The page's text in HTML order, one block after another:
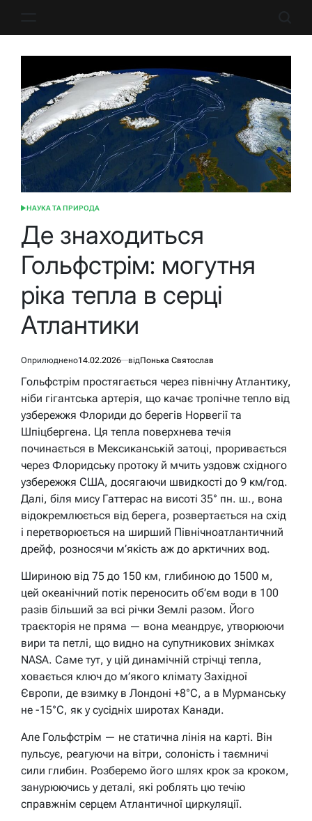
ОПУБЛІКУВАТИ
НАУКА ТА ПРИРОДА
Де знаходиться
Гольфстрім: могутня
ріка тепла в серці
Атлантики
Оприлюднено14.02.2026 відПонька Святослав
Гольфстрім простягається через північну Атлантику,
ніби гігантська артерія, що качає тропічне тепло від
узбережжя Флориди до берегів Норвегії та
Шпіцбергена. Ця тепла поверхнева течія
починається в Мексиканській затоці, проривається
через Флоридську протоку й мчить уздовж східного
узбережжя США, досягаючи швидкості до 9 км/год.
Далі, біля мису Гаттерас на висоті 35° пн. ш., вона
відокремлюється від берега, розвертається на схід
і перетворюється на ширший Північноатлантичний
дрейф, розносячи м’якість аж до арктичних вод.
Шириною від 75 до 150 км, глибиною до 1500 м,
цей океанічний потік переносить об’єм води в 100
разів більший за всі річки Землі разом. Його
траєкторія не пряма — вона меандрує, утворюючи
вири та петлі, що видно на супутникових знімках
NASA. Саме тут, у цій динамічній стрічці тепла,
ховається ключ до м’якого клімату Західної
Європи, де взимку в Лондоні +8°C, а в Мурманську
не -15°C, як у сусідніх широтах Канади.
Але Гольфстрім — не статична лінія на карті. Він
пульсує, реагуючи на вітри, солоність і таємничі
сили глибин. Розберемо його шлях крок за кроком,
занурюючись у деталі, які роблять цю течію
справжнім серцем Атлантичної циркуляції.